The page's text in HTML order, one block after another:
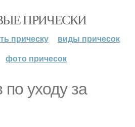
ПРИЧЕСКИ
прическу
виды причесок
фото причесок
уходу за